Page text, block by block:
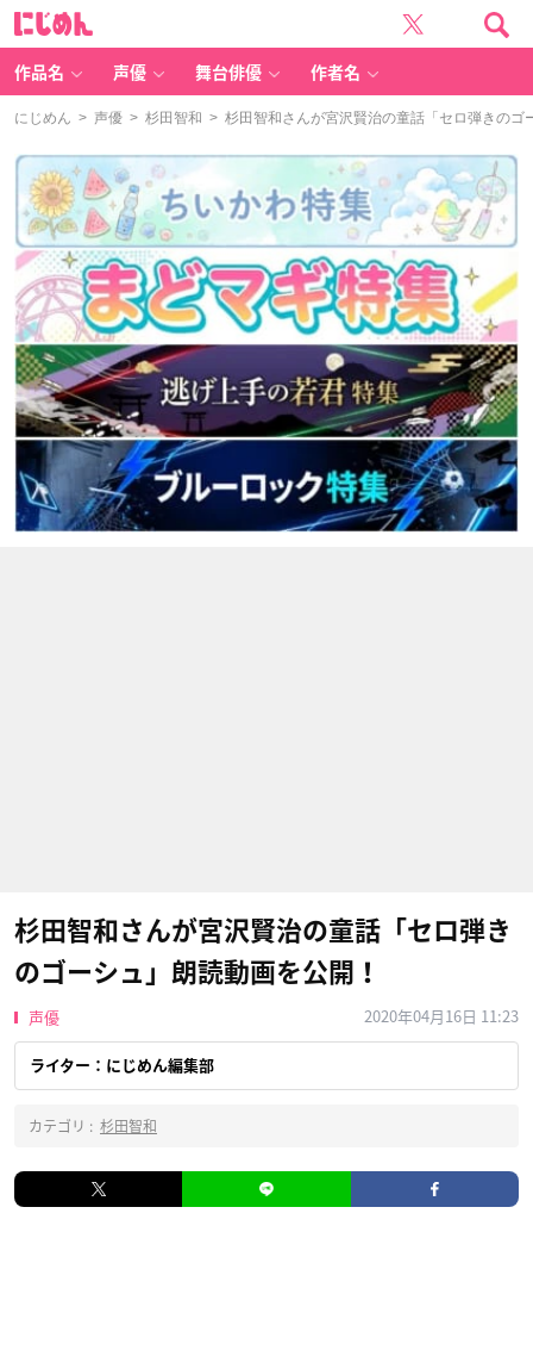
作品名 声優 舞台俳優 作者名
にじめん > 声優 > 杉田智和 > 杉田智和さんが宮沢賢治の童話「セロ弾きのゴ
杉田智和さんが宮沢賢治の童話「セロ弾き
のゴーシュ」朗読動画を公開！
声優 2020年04月16日 11:23
ライター：にじめん編集部
カテゴリ : 杉田智和